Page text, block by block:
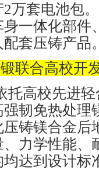
万套电池包
一体化部件
配套压铸产品
联合高校开
托高校先进
强韧免热处理
压铸镁合金后
、力学性能、
达到设计标